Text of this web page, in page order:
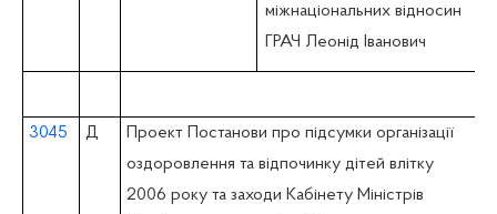
міжнаціональних відносин
ГРАЧ Леонід Іванович
3045 Д
Проект Постанови про підсумки організації
оздоровлення та відпочинку дітей влітку
2006 року та заходи Кабінету Міністрів